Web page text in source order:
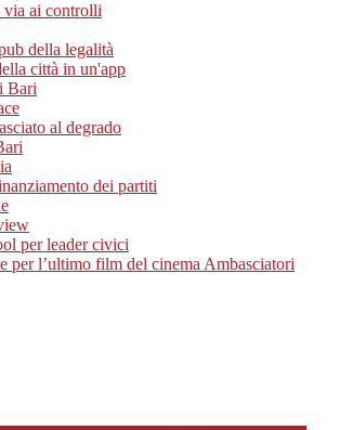
ai controlli
della legalità
città in un'app
Bari
al degrado
dei partiti
per leader civici
per l’ultimo film del cinema Ambasciatori